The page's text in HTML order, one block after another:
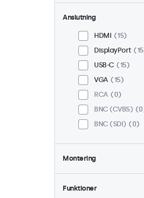
Anslutning
HDMI
15
DisplayPort
15
USB-C
15
VGA
15
RCA
0
BNC (CVBS)
0
BNC (SDI)
0
Montering
Skrivbord
15
Vägg
Funktioner